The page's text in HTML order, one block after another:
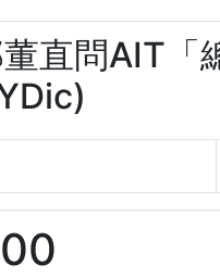
直問AIT「